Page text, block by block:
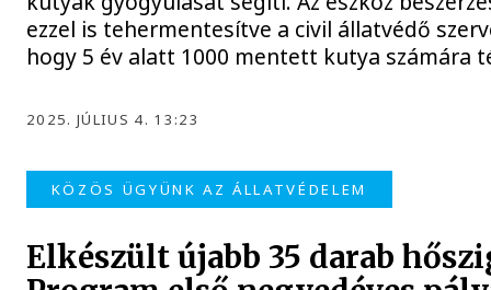
ezzel is tehermentesítve a civil állatvédő
hogy 5 év alatt 1000 mentett kutya számára
2025. JÚLIUS 4. 13:23
KÖZÖS ÜGYÜNK AZ ÁLLATVÉDELEM
Elkészült újabb 35 darab